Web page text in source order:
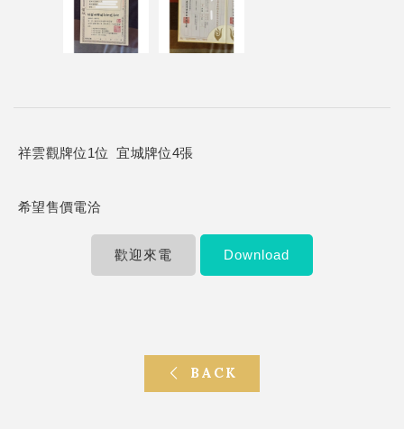
祥雲觀牌位1位 宜城牌位4張
希望售價電洽
歡迎來電 Download
BACK